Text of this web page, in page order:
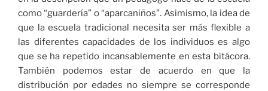
como “guardería” o “aparcaniños”. Asimismo, la idea de
que la escuela tradicional necesita ser más flexible a
las diferentes capacidades de los individuos es algo
que se ha repetido incansablemente en esta bitácora.
También podemos estar de acuerdo en que la
distribución por edades no siempre se corresponde